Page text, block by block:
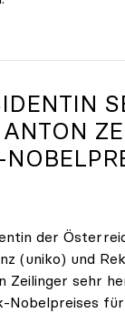
fordert
der
(uniko) und
Zeilinger sehr
Nobelpreises